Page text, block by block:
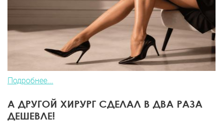
Подробнее...
А ДРУГОЙ ХИРУРГ СДЕЛАЛ В ДВА РАЗА
ДЕШЕВЛЕ!